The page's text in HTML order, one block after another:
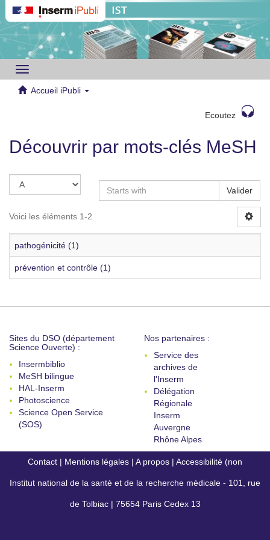
Toggle
navigation
Accueil iPubli
Ecoutez
Découvrir par mots-clés MeSH
Valider
Voici les éléments 1-2
pathogénicité (1)
prévention et contrôle (1)
Sites du DSO (département
Science Ouverte) :
Insermbiblio
MeSH bilingue
HAL-Inserm
Photoscience
Science Open Service
(SOS)
Nos partenaires :
Service des
archives de
l'Inserm
Délégation
Régionale
Inserm
Auvergne
Rhône Alpes
Contact | Mentions légales | A propos | Accessibilité (non
conforme)
Institut national de la santé et de la recherche médicale - 101, rue
de Tolbiac | 75654 Paris Cedex 13